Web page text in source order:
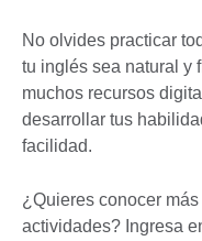
No olvides practicar
tu inglés sea natural y
muchos recursos
desarrollar tus
facilidad.
¿Quieres conocer
actividades? Ingresa